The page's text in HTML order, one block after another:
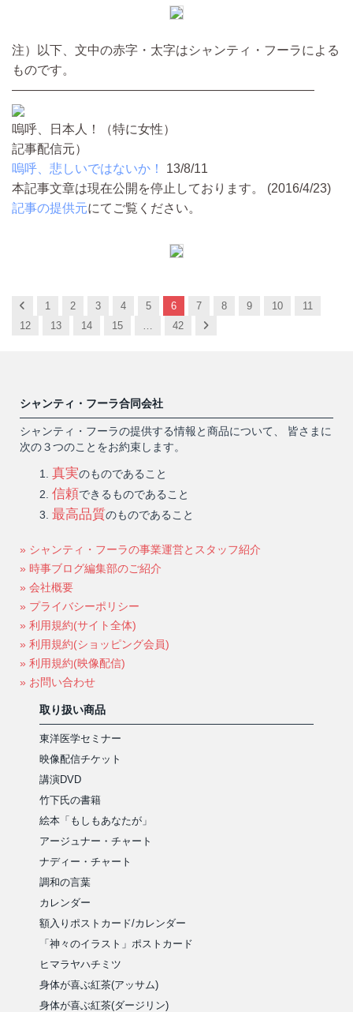
注）以下、文中の赤字・太字はシャンティ・フーラによる
ものです。
————————————————————————
嗚呼、日本人！（特に女性）
記事配信元）
嗚呼、悲しいではないか！
13/8/11
本記事文章は現在公開を停止しております。 (2016/4/23)
記事の提供元にてご覧ください。
Previous
1 2 3 4 5 6 7 8 9 10
11
12
13 14 15 42 Next
シャンティ・フーラ合同会社
シャンティ・フーラの提供する情報と商品について、 皆さまに
次の３つのことをお約束します。
真実のものであること
信頼できるものであること
最高品質のものであること
» シャンティ・フーラの事業運営とスタッフ紹介
» 時事ブログ編集部のご紹介
» 会社概要
» プライバシーポリシー
» 利用規約(サイト全体)
» 利用規約(ショッピング会員)
» 利用規約(映像配信)
» お問い合わせ
取り扱い商品
東洋医学セミナー
映像配信チケット
講演DVD
竹下氏の書籍
絵本「もしもあなたが」
アージュナー・チャート
ナディー・チャート
調和の言葉
カレンダー
額入りポストカード/カレンダー
「神々のイラスト」ポストカード
ヒマラヤハチミツ
身体が喜ぶ紅茶(アッサム)
身体が喜ぶ紅茶(ダージリン)